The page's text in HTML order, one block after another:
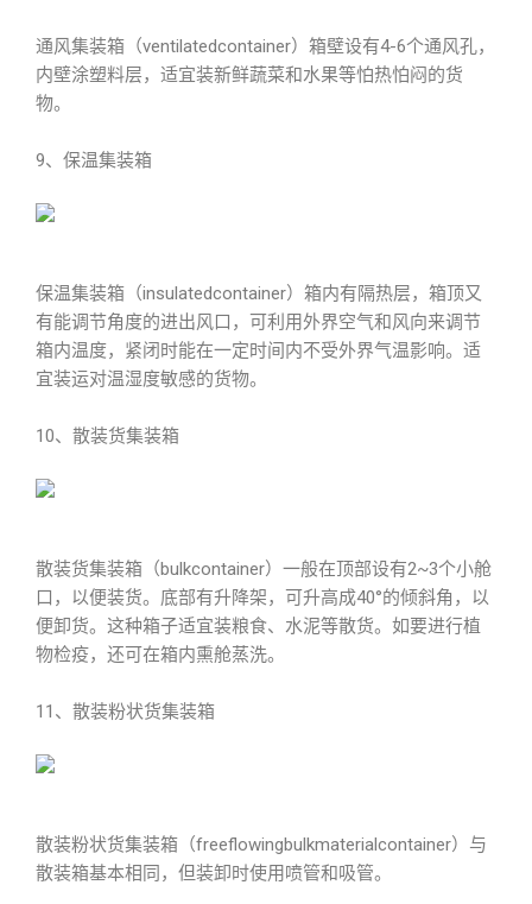
通风集装箱（ventilatedcontainer）箱壁设有4-6个通风孔，
内壁涂塑料层，适宜装新鲜蔬菜和水果等怕热怕闷的货
物。
9、保温集装箱
保温集装箱（insulatedcontainer）箱内有隔热层，箱顶又
有能调节角度的进出风口，可利用外界空气和风向来调节
箱内温度，紧闭时能在一定时间内不受外界气温影响。适
宜装运对温湿度敏感的货物。
10、散装货集装箱
散装货集装箱（bulkcontainer）一般在顶部设有2~3个小舱
口，以便装货。底部有升降架，可升高成40°的倾斜角，以
便卸货。这种箱子适宜装粮食、水泥等散货。如要进行植
物检疫，还可在箱内熏舱蒸洗。
11、散装粉状货集装箱
散装粉状货集装箱（freeflowingbulkmaterialcontainer）与
散装箱基本相同，但装卸时使用喷管和吸管。